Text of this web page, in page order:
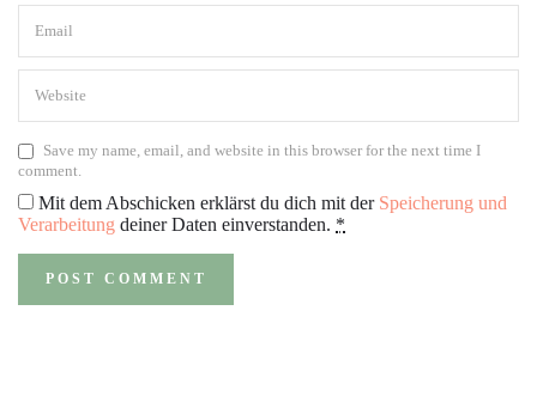
Save my name, email, and website in this browser for the next time I
comment.
Mit dem Abschicken erklärst du dich mit der Speicherung und
Verarbeitung deiner Daten einverstanden. *